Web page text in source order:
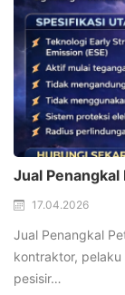
Jual
17.04.2026
Jual Penangkal
kontraktor,
pesisir…